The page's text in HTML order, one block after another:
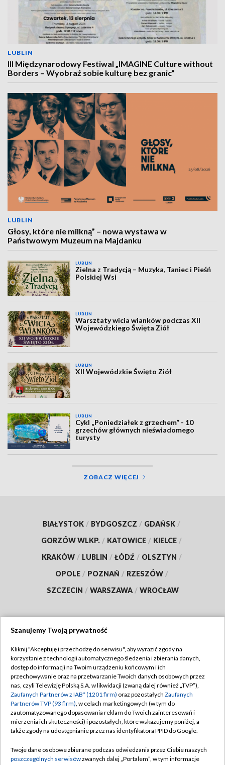
LUBLIN
III Międzynarodowy Festiwal „IMAGINE Culture without
Borders – Wyobraź sobie kulturę bez granic”
LUBLIN
Głosy, które nie milkną” – nowa wystawa w
Państwowym Muzeum na Majdanku
LUBLIN
Zielna z Tradycją – Muzyka, Taniec i Pieśń
Polskiej Wsi
LUBLIN
Warsztaty wicia wianków podczas XII
Wojewódzkiego Święta Ziół
LUBLIN
XII Wojewódzkie Święto Ziół
LUBLIN
Cykl „Poniedziałek z grzechem” - 10
grzechów głównych nieświadomego
turysty
ZOBACZ WIĘCEJ
BIAŁYSTOK / BYDGOSZCZ / GDAŃSK /
GORZÓW WLKP. / KATOWICE / KIELCE /
KRAKÓW / LUBLIN / ŁÓDŹ / OLSZTYN /
OPOLE / POZNAŃ / RZESZÓW /
SZCZECIN / WARSZAWA / WROCŁAW
TVP
Abonament TVP
Emisja w TVP
Centrum informacji TVP
Naziemna Telewizja Cyfrowa
Rada Programowa
Regulamin TVP
Polityka prywatności
Moje zgody
Pomoc
Kontakt
Szanujemy Twoją prywatność
Kliknij "Akceptuję i przechodzę do serwisu", aby wyrazić zgody na
korzystanie z technologii automatycznego śledzenia i zbierania danych,
dostęp do informacji na Twoim urządzeniu końcowym i ich
przechowywanie oraz na przetwarzanie Twoich danych osobowych przez
nas, czyli Telewizję Polską S.A. w likwidacji (zwaną dalej również „TVP”),
Zaufanych Partnerów z IAB* (1201 firm) oraz pozostałych Zaufanych
Partnerów TVP (93 firm), w celach marketingowych (w tym do
zautomatyzowanego dopasowania reklam do Twoich zainteresowań i
mierzenia ich skuteczności) i pozostałych, które wskazujemy poniżej, a
także zgody na udostępnianie przez nas identyfikatora PPID do Google.
Twoje dane osobowe zbierane podczas odwiedzania przez Ciebie naszych
poszczególnych serwisówzwanych dalej „Portalem”, w tym informacje